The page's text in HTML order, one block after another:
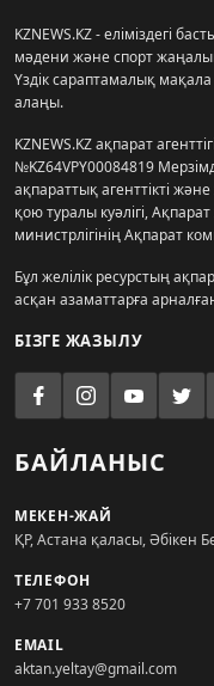
KZNEWS.KZ - еліміздегі
мәдени және спорт
Үздік сараптамалық
алаңы.
KZNEWS.KZ ақпарат
№KZ64VPY00084819
ақпараттық агенттікті
қою туралы куәлігі,
министрлігінің Ақпарат
Бұл желілік ресурстың
асқан азаматтарға
БІЗГЕ ЖАЗЫЛУ
БАЙЛАНЫС
МЕКЕН-ЖАЙ
ҚР, Астана қаласы, Әбікен
ТЕЛЕФОН
+7 701 933 8520
EMAIL
aktan.yeltay@gmail.com